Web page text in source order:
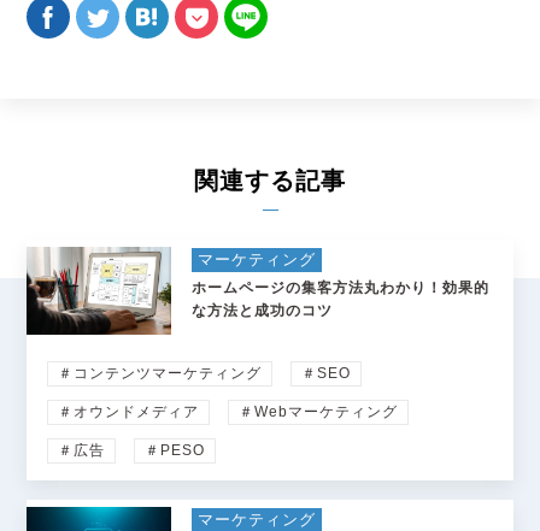
関連する記事
マーケティング
ホームページの集客方法丸わかり！効果的
な方法と成功のコツ
＃コンテンツマーケティング ＃SEO
＃オウンドメディア ＃Webマーケティング
＃広告 ＃PESO
マーケティング